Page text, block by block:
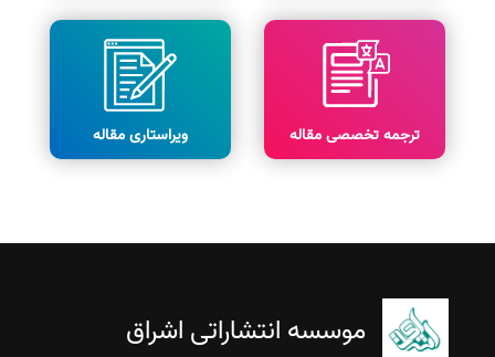
ترجمه تخصصی مقاله ویراستاری مقاله
موسسه انتشاراتی اشراق